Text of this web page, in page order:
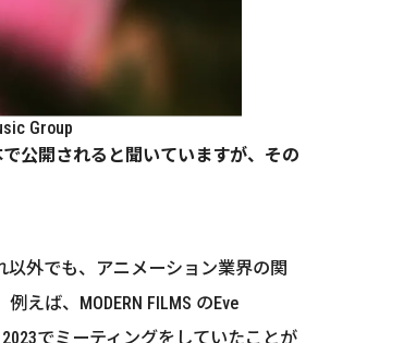
Group
公開されると聞いていますが、その
以外でも、アニメーション業界の関
ば、MODERN FILMS のEve
でミーティングをしていたことが